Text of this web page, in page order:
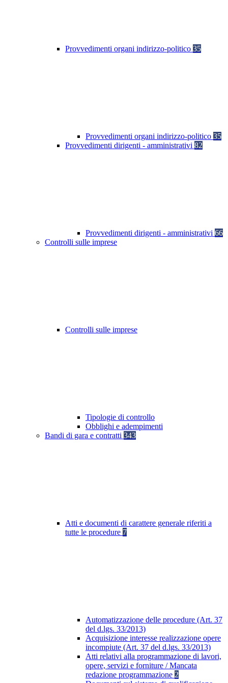
Provvedimenti organi indirizzo-politico 35
Provvedimenti organi indirizzo-politico 35
Provvedimenti dirigenti - amministrativi 82
Provvedimenti dirigenti - amministrativi 66
Controlli sulle imprese
Controlli sulle imprese
Tipologie di controllo
Obblighi e adempimenti
Bandi di gara e contratti 343
Atti e documenti di carattere generale riferiti a
tutte le procedure 7
Automatizzazione delle procedure (Art. 37
del d.lgs. 33/2013)
Acquisizione interesse realizzazione opere
incompiute (Art. 37 del d.lgs. 33/2013)
Atti relativi alla programmazione di lavori,
opere, servizi e forniture / Mancata
redazione programmazione 2